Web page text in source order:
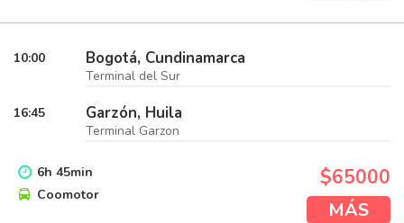
10:00 Bogotá, Cundinamarca
Terminal del Sur
16:45 Garzón, Huila
Terminal Garzon
6h 45min
Coomotor
$65000
MÁS